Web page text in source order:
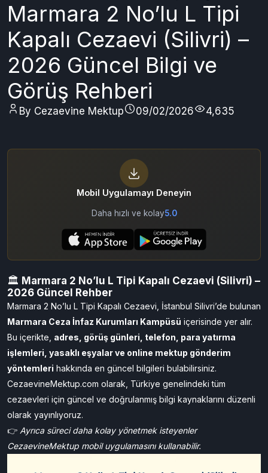
Marmara 2 No’lu L Tipi
Kapalı Cezaevi (Silivri) –
2026 Güncel Bilgi ve
Görüş Rehberi
By Cezaevine Mektup 09/02/2026 4,635
Mobil Uygulamayı Deneyin
Daha hızlı ve kolay5.0
🏛️ Marmara 2 No’lu L Tipi Kapalı Cezaevi (Silivri) –
2026 Güncel Rehber
Marmara 2 No’lu L Tipi Kapalı Cezaevi, İstanbul Silivri’de bulunan
Marmara Ceza İnfaz Kurumları Kampüsü içerisinde yer alır.
Bu içerikte, adres, görüş günleri, telefon, para yatırma
işlemleri, yasaklı eşyalar ve online mektup gönderim
yöntemleri hakkında en güncel bilgileri bulabilirsiniz.
CezaevineMektup.com olarak, Türkiye genelindeki tüm
cezaevleri için güncel ve doğrulanmış bilgi kaynaklarını düzenli
olarak yayınlıyoruz.
👉 Ayrıca süreci daha kolay yönetmek isteyenler
CezaevineMektup mobil uygulamasını kullanabilir.